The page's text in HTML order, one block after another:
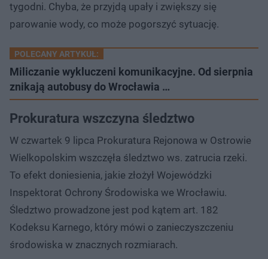
tygodni. Chyba, że przyjdą upały i zwiększy się
parowanie wody, co może pogorszyć sytuację.
POLECANY ARTYKUŁ:
Miliczanie wykluczeni komunikacyjne. Od sierpnia
znikają autobusy do Wrocławia …
Prokuratura wszczyna śledztwo
W czwartek 9 lipca Prokuratura Rejonowa w Ostrowie
Wielkopolskim wszczęła śledztwo ws. zatrucia rzeki.
To efekt doniesienia, jakie złożył Wojewódzki
Inspektorat Ochrony Środowiska we Wrocławiu.
Śledztwo prowadzone jest pod kątem art. 182
Kodeksu Karnego, który mówi o zanieczyszczeniu
środowiska w znacznych rozmiarach.